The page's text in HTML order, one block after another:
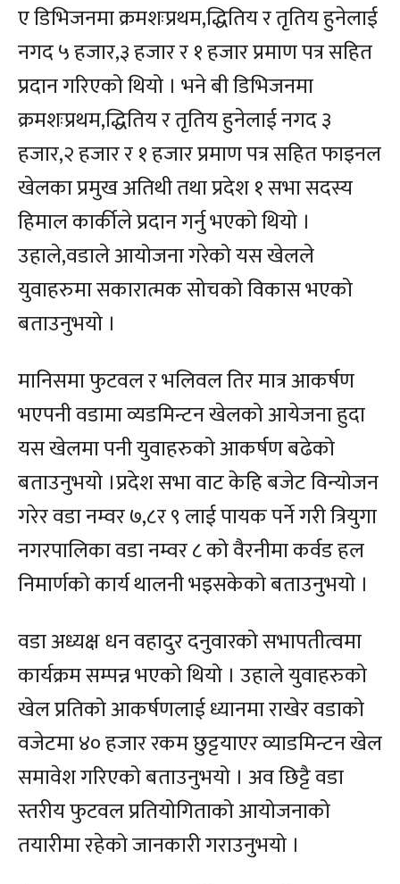
ए डिभिजनमा क्रमशःप्रथम,द्धितिय र तृतिय हुनेलाई
नगद ५ हजार,३ हजार र १ हजार प्रमाण पत्र सहित
प्रदान गरिएको थियो । भने बी डिभिजनमा
क्रमशःप्रथम,द्धितिय र तृतिय हुनेलाई नगद ३
हजार,२ हजार र १ हजार प्रमाण पत्र सहित फाइनल
खेलका प्रमुख अतिथी तथा प्रदेश १ सभा सदस्य
हिमाल कार्कीले प्रदान गर्नु भएको थियो ।
उहाले,वडाले आयोजना गरेको यस खेलले
युवाहरुमा सकारात्मक सोचको विकास भएको
बताउनुभयो ।
मानिसमा फुटवल र भलिवल तिर मात्र आकर्षण
भएपनी वडामा व्यडमिन्टन खेलको आयेजना हुदा
यस खेलमा पनी युवाहरुको आकर्षण बढेको
बताउनुभयो ।प्रदेश सभा वाट केहि बजेट विन्योजन
गरेर वडा नम्वर ७,८र ९ लाई पायक पर्ने गरी त्रियुगा
नगरपालिका वडा नम्वर ८ को वैरनीमा कर्वड हल
निमार्णको कार्य थालनी भइसकेको बताउनुभयो ।
वडा अध्यक्ष धन वहादुर दनुवारको सभापतीत्वमा
कार्यक्रम सम्पन्न भएको थियो । उहाले युवाहरुको
खेल प्रतिको आकर्षणलाई ध्यानमा राखेर वडाको
वजेटमा ४० हजार रकम छुट्टयाएर व्याडमिन्टन खेल
समावेश गरिएको बताउनुभयो । अव छिट्टै वडा
स्तरीय फुटवल प्रतियोगिताको आयोजनाको
तयारीमा रहेको जानकारी गराउनुभयो ।